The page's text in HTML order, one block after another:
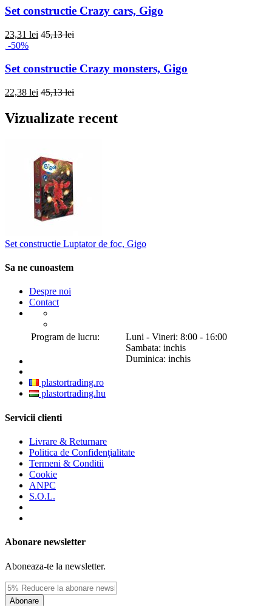
Set constructie Crazy cars, Gigo
23,31 lei 45,13 lei
-50%
Set constructie Crazy monsters, Gigo
22,38 lei 45,13 lei
Vizualizate recent
Set constructie Luptator de foc, Gigo
Sa ne cunoastem
Despre noi
Contact
Program de lucru:
Luni - Vineri: 8:00 - 16:00
Sambata: inchis
Duminica: inchis
plastortrading.ro
plastortrading.hu
Servicii clienti
Livrare & Returnare
Politica de Confidenţialitate
Termeni & Conditii
Cookie
ANPC
S.O.L.
Abonare newsletter
Aboneaza-te la newsletter.
Abonare